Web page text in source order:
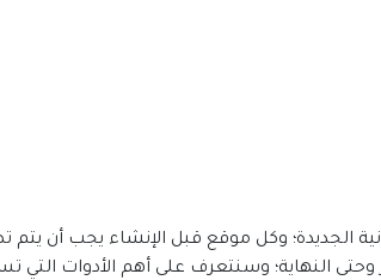
الجديدة؛ وكل موقع قبل الإنشاء يجب أن
النهاية؛ وسنتعرف على أهم الأدوات